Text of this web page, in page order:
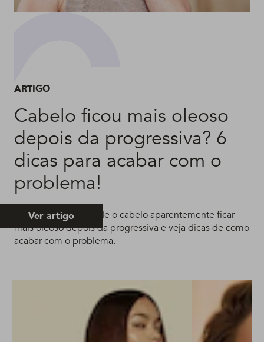
ARTIGO
Cabelo ficou mais oleoso
depois da progressiva? 6
dicas para acabar com o
problema!
Entenda os motivos de o cabelo aparentemente ficar
mais oleoso depois da progressiva e veja dicas de como
acabar com o problema.
Ver artigo